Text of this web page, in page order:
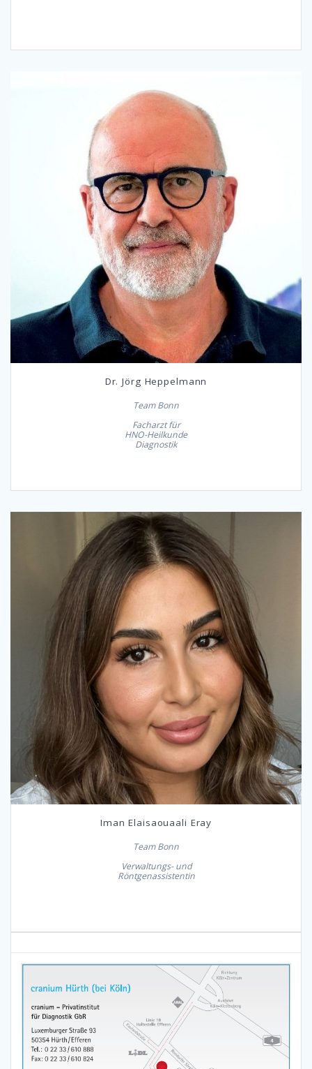
Dr. Jörg Heppelmann
Team Bonn
Facharzt für
HNO-Heilkunde
Diagnostik
Iman Elaisaouaali Eray
Team Bonn
Verwaltungs- und
Röntgenassistentin